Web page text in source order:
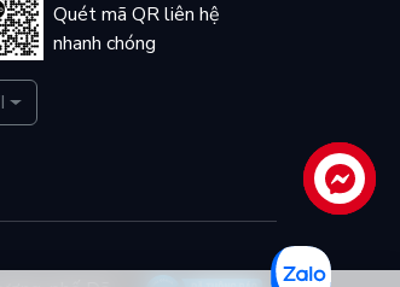
Quét mã QR liên hệ
nhanh chóng
Liên hệ